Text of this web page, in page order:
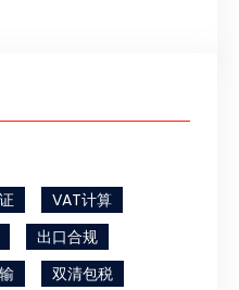
VAT计算
出口合规
双清包税